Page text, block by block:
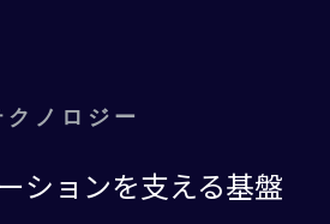
す。
ニタリングと予知保全を可
がっています。
クノロジー
ションを支える基盤